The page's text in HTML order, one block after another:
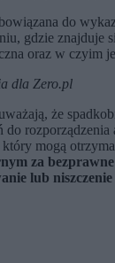
do
gdzie znajduje
oraz w czyim
dla Zero.pl
że
do rozporządzenia
mogą
za
lub